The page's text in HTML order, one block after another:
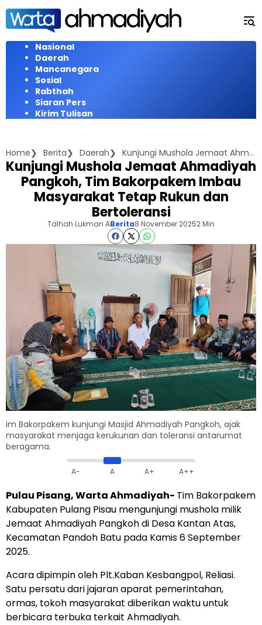
Langsung
konten
Nasional
Daerah
Mancanegara
Sosial
Rabthah
Siaran Pers
Kirim Tulisan
Home Berita Daerah Kunjungi Mushola Jemaat Ahmadiyah Pangkoh, Tim Bakorpakem Imbau Masyarakat Tetap Rukun dan Bertoleransi
Kunjungi Mushola Jemaat Ahmadiyah
Pangkoh, Tim Bakorpakem Imbau
Masyarakat Tetap Rukun dan
Bertoleransi
Talhah Lukman ABerita8 November 20252 Min
im Bakorpakem kunjungi Masjid Ahmadiyah Pangkoh, ajak
masyarakat menjaga kerukunan dan toleransi antarumat
beragama.
A- A A+ A++
Pulau Pisang, Warta Ahmadiyah- Tim Bakorpakem
Kabupaten Pulang Pisau mengunjungi mushola milik
Jemaat Ahmadiyah Pangkoh di Desa Kantan Atas,
Kecamatan Pandoh Batu pada Kamis 6 September
2025.
Acara dipimpin oleh Plt.Kaban Kesbangpol, Reliasi.
Satu persatu dari jajaran aparat pemerintahan,
ormas, tokoh masyarakat diberikan waktu untuk
berbicara terbuka terkait Ahmadiyah.